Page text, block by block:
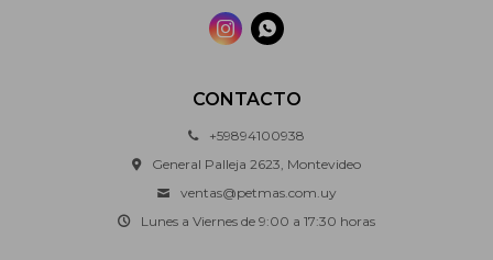
CONTACTO
+59894100938
General Palleja 2623, Montevideo
ventas@petmas.com.uy
Lunes a Viernes de 9:00 a 17:30 horas
 